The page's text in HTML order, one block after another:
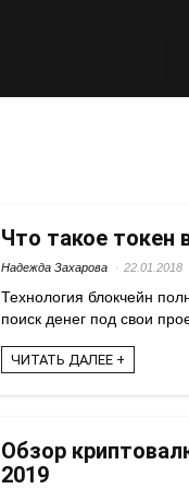
Что такое токен
Надежда Захарова 22.01.2018
Технология блокчейн
поиск денег под свои
ЧИТАТЬ ДАЛЕЕ +
Обзор
2019